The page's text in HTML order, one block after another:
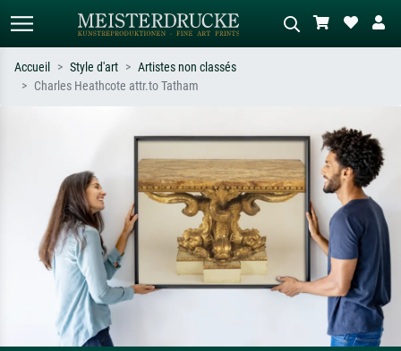
impressionnisme, vague de Hokusai,
nu.
Décrivez la scène – ex. prairie verte,
abstrait avec beaucoup de rouge,
tableau sombre, nu debout près d'un
arbre.
Accueil Style d'art
Artistes non classés
Charles Heathcote attr.to Tatham